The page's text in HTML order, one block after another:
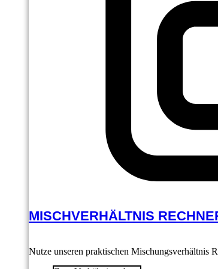
MISCHVERHÄLTNIS
Nutze unseren praktischen Mischungsverhältnis